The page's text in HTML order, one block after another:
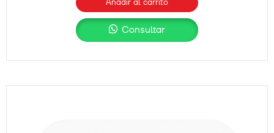
Añadir al carrito
Consultar